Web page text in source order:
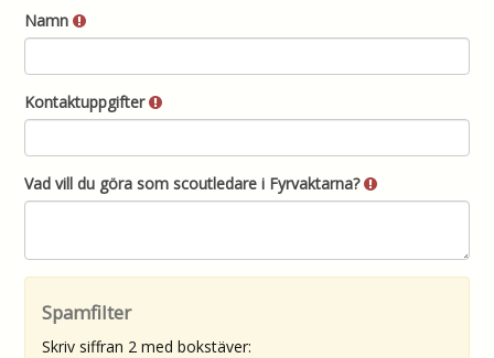
Namn
Kontaktuppgifter
Vad vill du göra som scoutledare i Fyrvaktarna?
Spamfilter
Skriv siffran 2 med bokstäver: